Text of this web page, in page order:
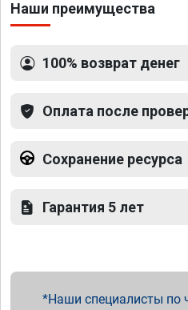
Наши преимущества
100% возврат денег
Оплата после
Сохранение ресурса
Гарантия 5 лет
Наши специалисты по